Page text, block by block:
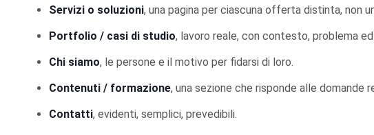
Servizi o soluzioni, una pagina per ciascuna offerta distinta, non
Portfolio / casi di studio, lavoro reale, con contesto, problema
Chi siamo, le persone e il motivo per fidarsi di loro.
Contenuti / formazione, una sezione che risponde alle domande
Contatti, evidenti, semplici, prevedibili.